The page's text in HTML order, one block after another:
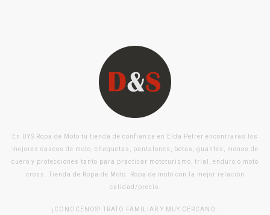
En DYS Ropa de Moto tu tienda de confianza en Elda Petrer encontraras los
mejores cascos de moto, chaquetas, pantalones, botas, guantes, monos de
cuero y protecciones tanto para practicar mototurismo, trial, enduro o moto
cross. Tienda de Ropa de Moto. Ropa de moto con la mejor relación
calidad/precio.
¡CONOCENOS! TRATO FAMILIAR Y MUY CERCANO.